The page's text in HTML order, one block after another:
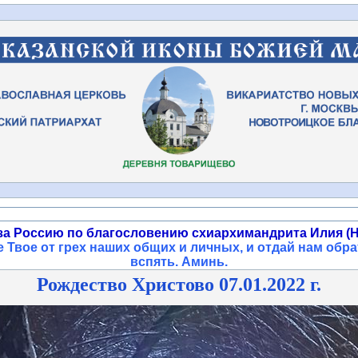
Россию по благословению схиархимандрита Илия
от грех наших общих и личных, и отдай нам
вспять. Аминь.
Рождество Христово 07.01.2022 г.